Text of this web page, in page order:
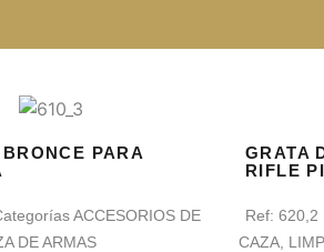
PARA
ACCESORIOS DE
DE ARMAS
GRATA
RIFLE
Ref:620,2
CAZA,